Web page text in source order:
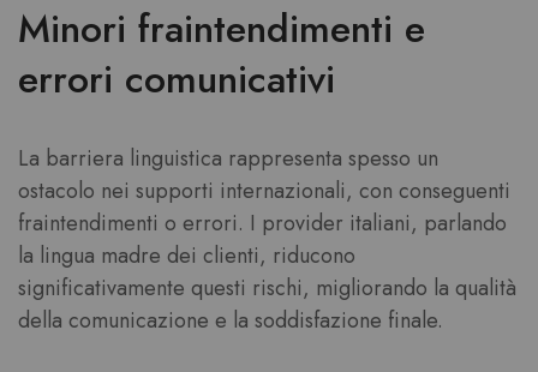
Minori fraintendimenti e
errori comunicativi
La barriera linguistica rappresenta spesso un
ostacolo nei supporti internazionali, con conseguenti
fraintendimenti o errori. I provider italiani, parlando
la lingua madre dei clienti, riducono
significativamente questi rischi, migliorando la qualità
della comunicazione e la soddisfazione finale.